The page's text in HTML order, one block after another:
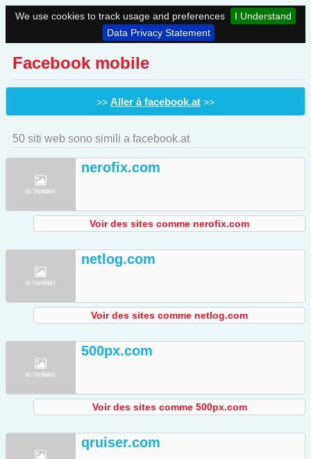
We use cookies to track usage and preferences
I Understand
Data Privacy Statement
Facebook mobile
>> Aller à facebook.at >>
50 siti web sono simili a facebook.at
nerofix.com
Voir des sites comme nerofix.com
netlog.com
Voir des sites comme netlog.com
500px.com
Voir des sites comme 500px.com
qruiser.com